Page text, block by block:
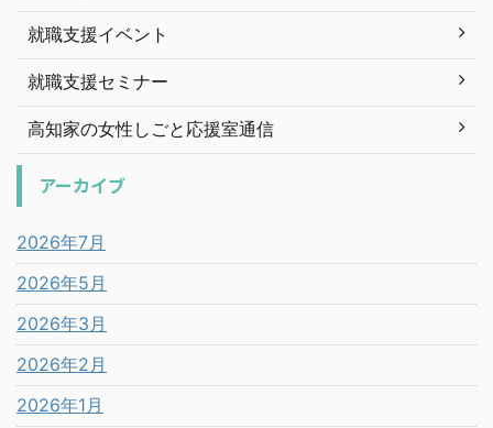
就職支援イベント
就職支援セミナー
高知家の女性しごと応援室通信
アーカイブ
2026年7月
2026年5月
2026年3月
2026年2月
2026年1月